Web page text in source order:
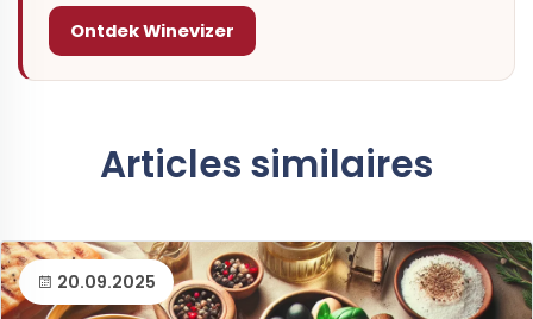
Ontdek Winevizer
Articles similaires
20.09.2025